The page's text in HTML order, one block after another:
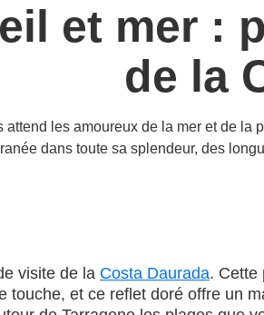
et mer :
de la
attend les amoureux de la mer et de
dans toute sa splendeur, des
visite de la Costa Daurada. Cette
touche, et ce reflet doré offre un